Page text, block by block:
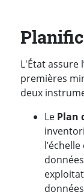
L'État assure
premières
deux
Le Plan